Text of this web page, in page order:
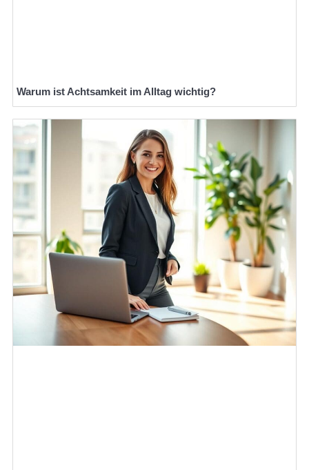
Warum ist Achtsamkeit im Alltag wichtig?